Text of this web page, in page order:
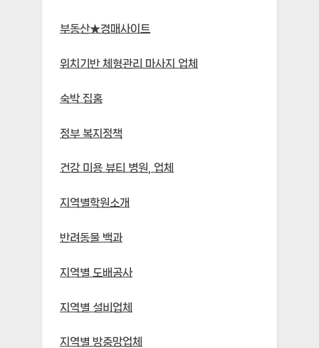
부동산★경매사이트
위치기반 체형관리 마사지 업체
숙박 집홈
정부 복지정책
건강 미용 뷰티 병원, 업체
지역별학원소개
반려동물 백과
지역별 도배공사
지역별 설비업체
지역별 방충망업체